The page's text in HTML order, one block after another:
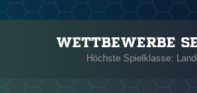
WETTBEWERBE
Höchste Spielklasse: